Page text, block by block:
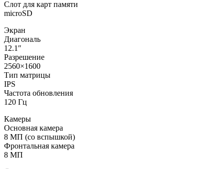
Слот для карт памяти
microSD
Экран
Диагональ
12.1″
Разрешение
2560×1600
Тип матрицы
IPS
Частота обновления
120 Гц
Камеры
Основная камера
8 МП (со вспышкой)
Фронтальная камера
8 МП